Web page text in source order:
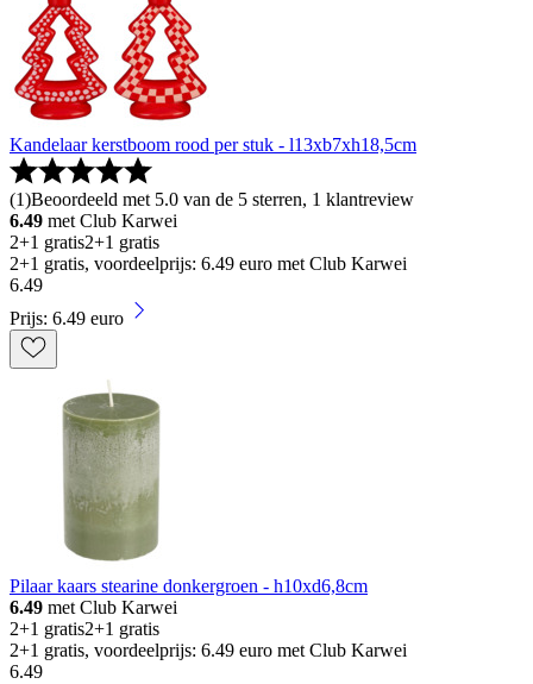
Kandelaar kerstboom rood per stuk - l13xb7xh18,5cm
(1)Beoordeeld met 5.0 van de 5 sterren, 1 klantreview
6.49 met Club Karwei
2+1 gratis2+1 gratis
2+1 gratis, voordeelprijs: 6.49 euro met Club Karwei
6.49
Prijs: 6.49 euro
Pilaar kaars stearine donkergroen - h10xd6,8cm
6.49 met Club Karwei
2+1 gratis2+1 gratis
2+1 gratis, voordeelprijs: 6.49 euro met Club Karwei
6.49